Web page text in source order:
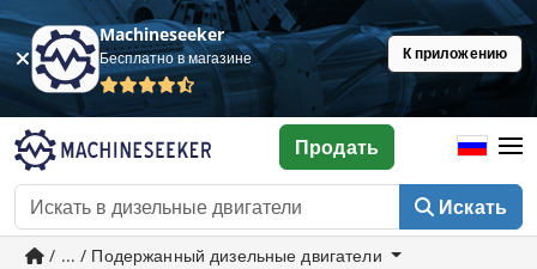
Machineseeker
Бесплатно в магазине К приложению
Искать
Продать
/ ... / Подержанный дизельные двигатели